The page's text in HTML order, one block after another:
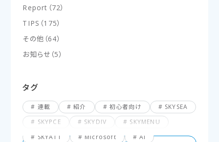
Report （72）
TIPS （175）
その他 （64）
お知らせ （5）
タグ
連載 紹介 初心者向け
SKYSEA
SKYPCE
SKYDIV
SKYMENU
SKYATT
Microsoft
AI